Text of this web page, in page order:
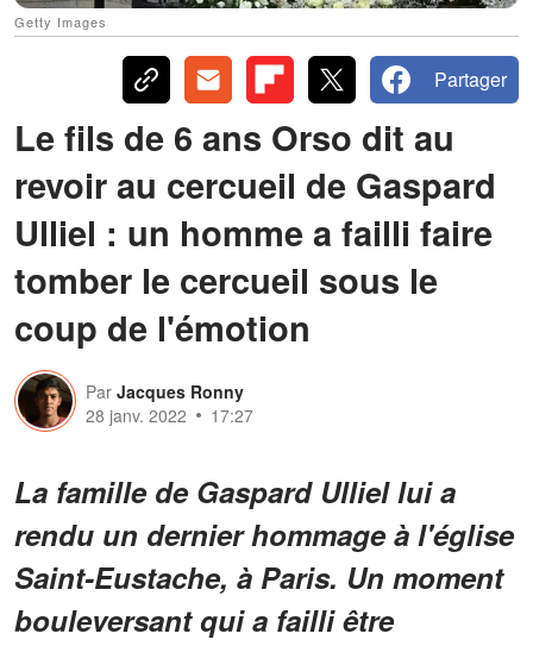
Getty Images
Partager
Le fils de 6 ans Orso dit au
revoir au cercueil de Gaspard
Ulliel : un homme a failli faire
tomber le cercueil sous le
coup de l'émotion
Par Jacques Ronny
28 janv. 2022
17:27
La famille de Gaspard Ulliel lui a
rendu un dernier hommage à l'église
Saint-Eustache, à Paris. Un moment
bouleversant qui a failli être